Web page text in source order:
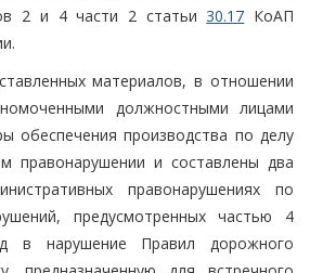
2 и 4 части 2 статьи30.17 КоАП
материалов, в отношении
должностными лицами
обеспечения производства по делу
правонарушении и составлены два
правонарушениях по
предусмотренных частью 4
в нарушение Правил дорожного